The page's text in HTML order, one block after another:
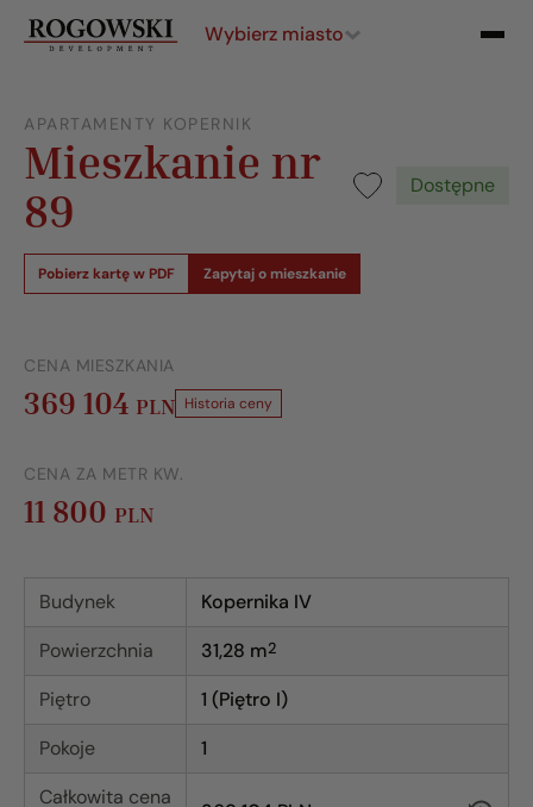
Wybierz miasto
APARTAMENTY KOPERNIK
Mieszkanie nr
89
Dostępne
Pobierz kartę w PDF Zapytaj o mieszkanie
CENA MIESZKANIA
369 104 PLN Historia ceny
CENA ZA METR KW.
11 800 PLN
Budynek
Kopernika IV
Powierzchnia
31,28 m2
Piętro
1 (Piętro I)
Pokoje
1
Całkowita cena